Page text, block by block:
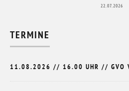
22.07.2026
TERMINE
11.08.2026 // 16.00 UHR // GVO